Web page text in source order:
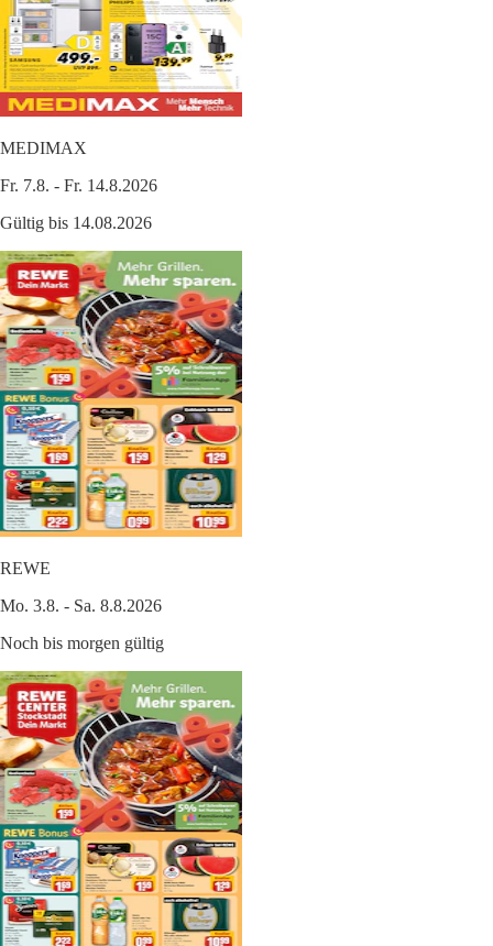
MEDIMAX
Fr. 7.8. - Fr. 14.8.2026
Gültig bis 14.08.2026
REWE
Mo. 3.8. - Sa. 8.8.2026
Noch bis morgen gültig